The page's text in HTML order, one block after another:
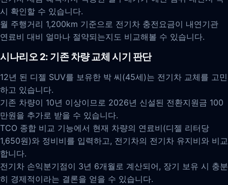
시 확인할 수 있습니다.
월 주행거리 1,200km 기준으로 전기차 충전요금이 내연기관
연료비 대비 얼마나 절약되는지도 비교해볼 수 있습니다.
시나리오 2: 기존 차량 교체 시기 판단
12년 된 디젤 SUV를 보유한 박 씨(45세)는 전기차 교체를 고민
하고 있습니다.
기존 차량이 10년 이상이므로 2026년 신설된 전환지원금 100
만원을 추가로 받을 수 있습니다.
TCO 종합 비교 기능에서 현재 차량의 연료비(디젤 리터당
1,650원)와 정비비를 입력하고, 전기차의 전기차 유지비와 비교
합니다.
전기차 손익분기점이 3년 6개월로 계산되어, 장기 보유 시 충분
히 경제적이라는 결론을 얻을 수 있습니다.